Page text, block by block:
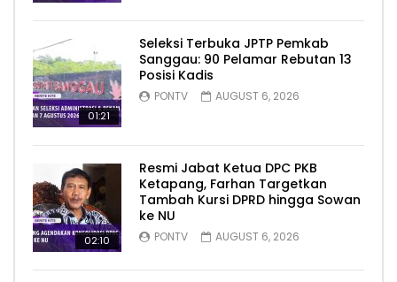
01:21
Seleksi Terbuka JPTP Pemkab
Sanggau: 90 Pelamar Rebutan 13
Posisi Kadis
PONTV AUGUST 6, 2026
02:10
Resmi Jabat Ketua DPC PKB
Ketapang, Farhan Targetkan
Tambah Kursi DPRD hingga Sowan
ke NU
PONTV AUGUST 6, 2026